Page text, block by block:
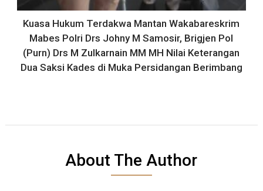
Kuasa Hukum Terdakwa Mantan Wakabareskrim
Mabes Polri Drs Johny M Samosir, Brigjen Pol
(Purn) Drs M Zulkarnain MM MH Nilai Keterangan
Dua Saksi Kades di Muka Persidangan Berimbang
About The Author